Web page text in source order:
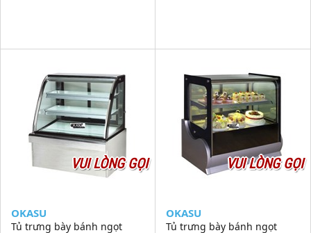
VUI LÒNG GỌI
OKASU
Tủ trưng bày bánh ngọt
VUI LÒNG GỌI
OKASU
Tủ trưng bày bánh ngọt